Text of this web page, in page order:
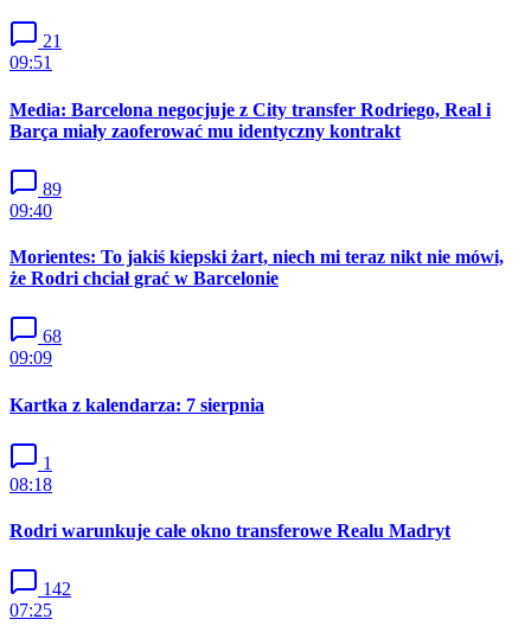
21
09:51
Media: Barcelona negocjuje z City transfer Rodriego, Real i
Barça miały zaoferować mu identyczny kontrakt
89
09:40
Morientes: To jakiś kiepski żart, niech mi teraz nikt nie mówi,
że Rodri chciał grać w Barcelonie
68
09:09
Kartka z kalendarza: 7 sierpnia
1
08:18
Rodri warunkuje całe okno transferowe Realu Madryt
142
07:25